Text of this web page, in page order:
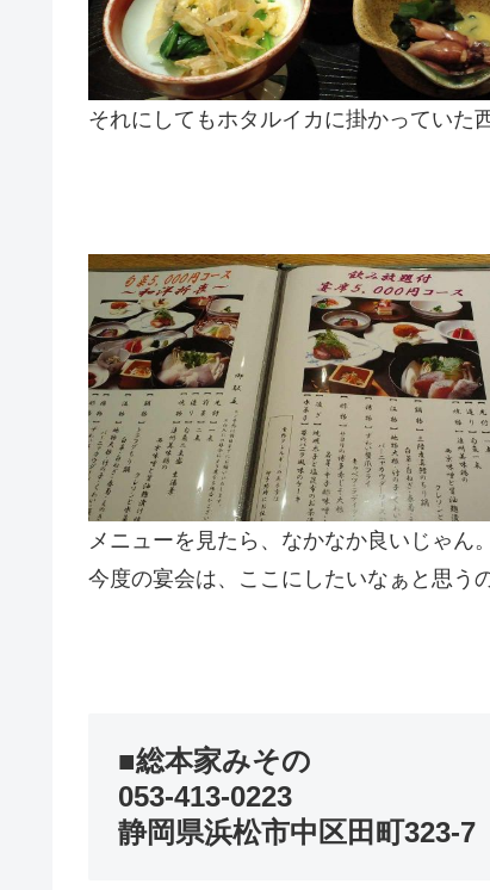
それにしてもホタルイカに掛かっていた
メニューを見たら、なかなか良いじゃん。
今度の宴会は、ここにしたいなぁと思う
■総本家みその
053-413-0223
静岡県浜松市中区田町323-7